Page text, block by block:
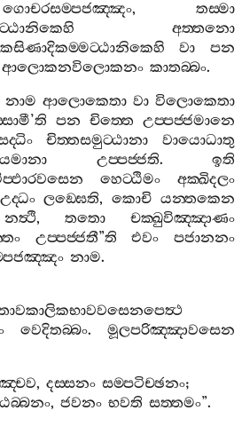
ගොචරසම‍්පජඤ‍්ඤං, තස‍්මා
අත‍්තනො
කසිණාදිකම‍්මට‍්ඨානිකෙහි වා
පන
ආලොකනවිලොකනං කාතබ‍්බං.
නාම ආලොකෙතා වා විලොකෙතා
’ති පන චිත‍්තෙ උප‍්පජ‍්ජමානෙ
චිත‍්තසමුට‍්ඨානා
වායොධාතු
උප‍්පජ‍්ජති.ඉති
හෙට‍්ඨිමං
අක‍්ඛිදලං
උද‍්ධං ලඞ‍්ඝෙති,කොචි යන‍්තකෙන
නත්‍ථි, තතො
චක‍්ඛුවිඤ‍්ඤාණං
උප‍්පජ‍්ජතී”ති එවං
පජානනං
නාම.
වෙදිතබ‍්බං. මූලපරිඤ‍්ඤාවසෙන
,දස‍්සනං සම‍්පටිච‍්ඡනං;
,ජවනං භවති සත‍්තමං”.